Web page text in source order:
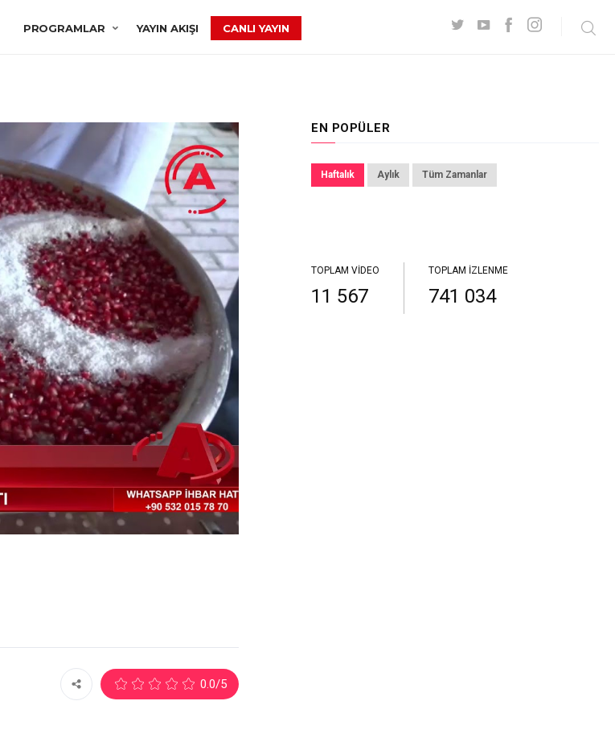
PROGRAMLAR YAYIN AKIŞI CANLI YAYIN
0.0/5
EN POPÜLER
Haftalık Aylık Tüm Zamanlar
TOPLAM VIDEO
11 567
TOPLAM İZLENME
741 034